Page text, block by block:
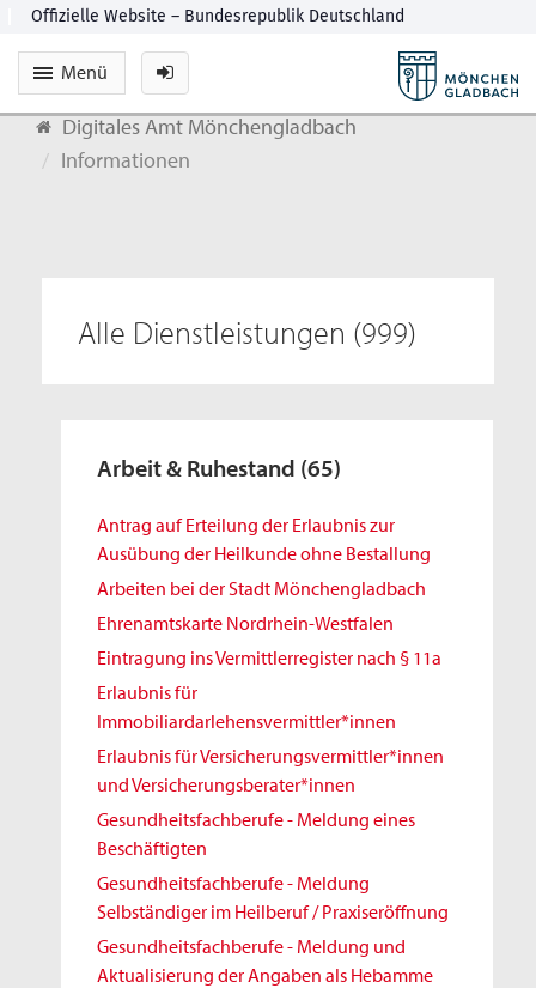
Menü
Digitales Amt Mönchengladbach
Informationen
Alle Dienstleistungen (999)
Arbeit & Ruhestand (65)
Antrag auf Erteilung der Erlaubnis zur
Ausübung der Heilkunde ohne Bestallung
Arbeiten bei der Stadt Mönchengladbach
Ehrenamtskarte Nordrhein-Westfalen
Eintragung ins Vermittlerregister nach § 11a
Erlaubnis für
Immobiliardarlehensvermittler*innen
Erlaubnis für Versicherungsvermittler*innen
und Versicherungsberater*innen
Gesundheitsfachberufe - Meldung eines
Beschäftigten
Gesundheitsfachberufe - Meldung
Selbständiger im Heilberuf / Praxiseröffnung
Gesundheitsfachberufe - Meldung und
Aktualisierung der Angaben als Hebamme